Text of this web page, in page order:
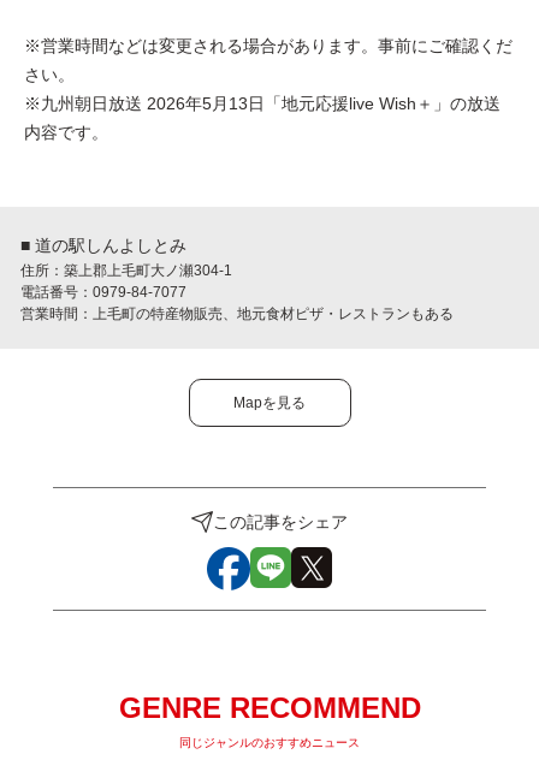
※営業時間などは変更される場合があります。事前にご確認くだ
さい。
※九州朝日放送 2026年5月13日「地元応援live Wish＋」の放送
内容です。
■ 道の駅しんよしとみ
住所：築上郡上毛町大ノ瀬304-1
電話番号：0979-84-7077
営業時間：上毛町の特産物販売、地元食材ピザ・レストランもある
Mapを見る
この記事をシェア
GENRE RECOMMEND
同じジャンルのおすすめニュース